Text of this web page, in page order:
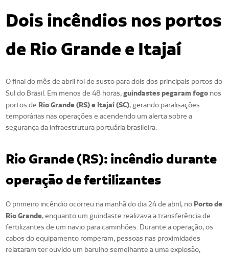
Dois incêndios nos portos
de Rio Grande e Itajaí
O final do mês de abril foi de susto para dois dos principais portos do
Sul do Brasil. Em menos de 48 horas,guindastes pegaram fogo nos
portos de Rio Grande (RS) e Itajaí (SC), gerando paralisações
temporárias nas operações e acendendo um alerta sobre a
segurança da infraestrutura portuária brasileira.
Rio Grande (RS): incêndio durante
operação de fertilizantes
O primeiro incêndio ocorreu na manhã do dia 24 de abril, no Porto de
Rio Grande, enquanto um guindaste realizava a transferência de
fertilizantes de um navio para caminhões. Durante a operação, os
cabos do equipamento romperam, pessoas nas proximidades
relataram ter ouvido um barulho semelhante a uma explosão,